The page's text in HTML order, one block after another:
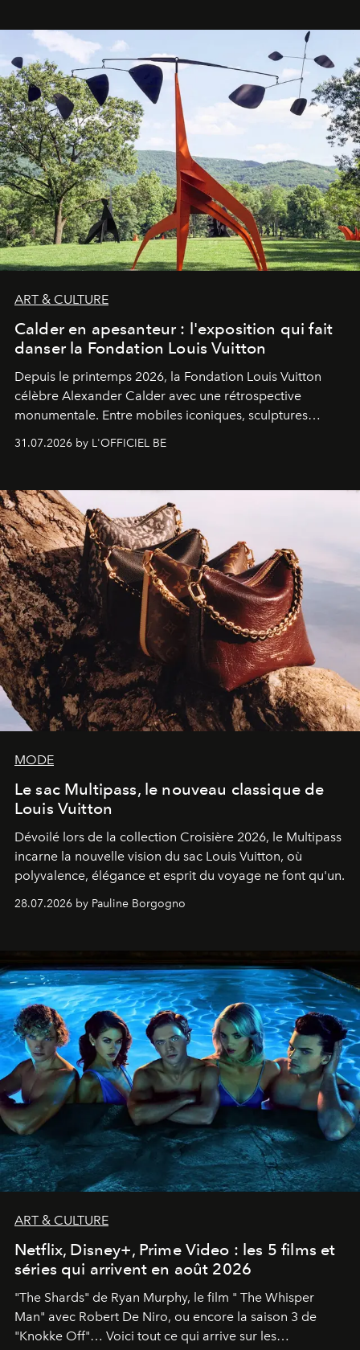
ART & CULTURE
Calder en apesanteur : l'exposition qui fait
danser la Fondation Louis Vuitton
Depuis le printemps 2026, la Fondation Louis Vuitton
célèbre Alexander Calder avec une rétrospective
monumentale. Entre mobiles iconiques, sculptures
américain investit les espaces imaginés par Frank Gehry
sculpture.
31.07.2026 by L'OFFICIEL BE
MODE
Le sac Multipass, le nouveau classique de
Louis Vuitton
Dévoilé lors de la collection Croisière 2026, le Multipass
incarne la nouvelle vision du sac Louis Vuitton, où
polyvalence, élégance et esprit du voyage ne font qu'un.
28.07.2026 by Pauline Borgogno
ART & CULTURE
Netflix, Disney+, Prime Video : les 5 films et
séries qui arrivent en août 2026
"The Shards" de Ryan Murphy, le film " The Whisper
Man" avec Robert De Niro, ou encore la saison 3 de
"Knokke Off"… Voici tout ce qui arrive sur les